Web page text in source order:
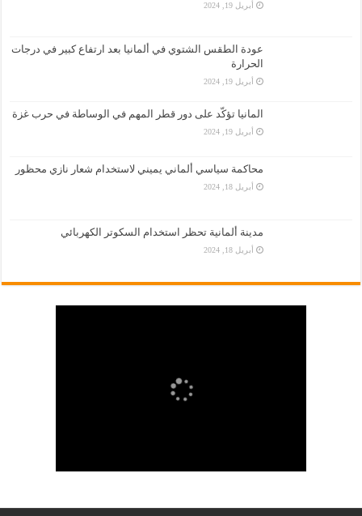
أبريل 19, 2024
عودة الطقس الشتوي في ألمانيا بعد ارتفاع كبير في درجات
الحرارة
أبريل 19, 2024
المانيا تؤكّد على دور قطر المهم في الوساطة في حرب غزة
أبريل 19, 2024
محاكمة سياسي ألماني يميني لاستخدام شعار نازي محظور
أبريل 18, 2024
مدينة ألمانية تحظر استخدام السكوتر الكهربائي
أبريل 18, 2024